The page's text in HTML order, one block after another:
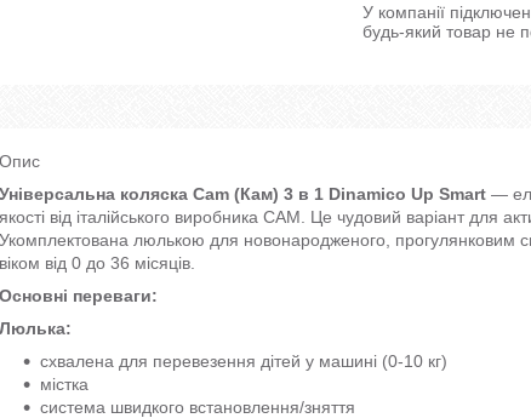
У компанії
будь-який товар не
Опис
Універсальна коляска Cam (Кам) 3 в 1 Dinamico Up Smart —
якості від італійського виробника САМ. Це чудовий варіант для
Укомплектована люлькою для новонародженого, прогулянковим
віком від 0 до 36 місяців.
Основні переваги:
Люлька:
схвалена для перевезення дітей у машині (0-10 кг)
містка
система швидкого встановлення/зняття